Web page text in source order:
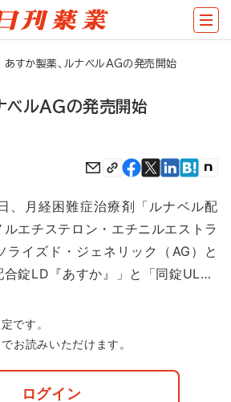
あすか製薬、ルナベルAGの発売開始
ベルAGの発売開始
、月経困難症治療剤「ルナベル配
エチステロン・エチニルエストラ
ライズド・ジェネリック（AG）と
合錠LD『あすか』」と「同錠UL…
です。
お読みいただけます。
ログイン